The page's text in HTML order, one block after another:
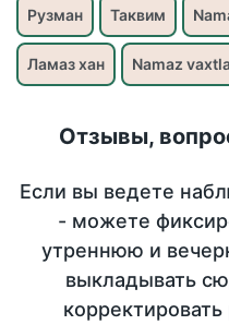
Рузман Таквим
Ламаз хан Namaz
Отзывы,
Если вы ведете
- можете
утреннюю и
выкладывать